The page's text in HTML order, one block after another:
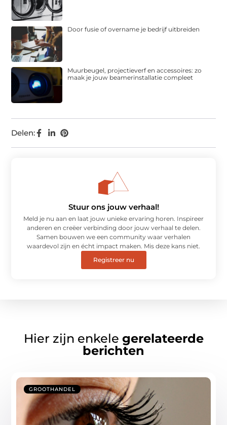
Delen:
Door fusie of overname je bedrijf uitbreiden
Muurbeugel, projectieverf en accessoires: zo
maak je jouw beamerinstallatie compleet
Stuur ons jouw verhaal!
Meld je nu aan en laat jouw unieke ervaring horen. Inspireer
anderen en creëer verbinding door jouw verhaal te delen.
Samen bouwen we een community waar verhalen
waardevol zijn en écht impact maken. Mis deze kans niet.
Registreer nu
Hier zijn enkele gerelateerde
berichten
GROOTHANDEL